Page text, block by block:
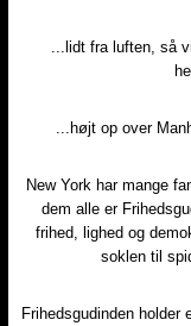
...lidt fra luften, så
...højt op over
New York har mange
dem alle er
frihed, lighed og
soklen til
Frihedsgudinden holder